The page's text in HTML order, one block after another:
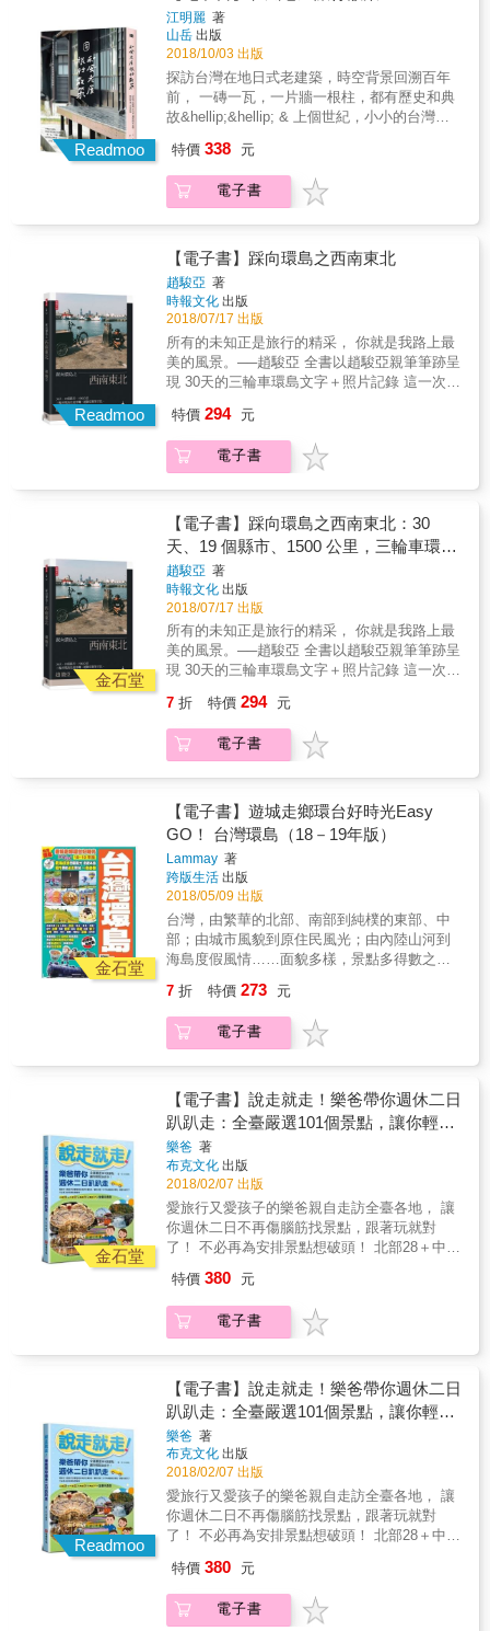
所踏訪的祕境、原住民部落、美食餐廳與人生
故事，現在，就一起跟著小林桑的腳步，踏上
臺灣祕境之旅吧！ ❤❤❤ 『文字、攝影、編
輯、設計、翻譯&mdash;臺日最強製作團隊』
作者小林賢伍邀請一群熱愛臺灣這片土地的好
友跨刀製作，由擅長設計旅遊書《GOOD EYE
台北挑剔指南》作者郭佩怜擔任編輯，兼具設
計感與商業性的知名平面設計師田修銓統籌全
書視覺，長期配合的翻譯湯雅鈞、林嘉慶，以
及攝影助理鍾伯俞，用心用❤做出一本傳遞臺
灣好美的書！
礙旅遊團等等。 透過帶團的實戰經驗，作者傳
達了無障礙旅遊的重要概念，包括行程、景
點、交通與食宿方面的安排，要如何符合輪椅
使用者的需求。同時，也從帶團遇到阻礙當
中，倡導通用設計，以及無障礙資訊的透明
化。 本書另精選台灣25大無障礙景點，囊括台
景點都是作者實去過、玩過，確認無障礙設施
適合輪椅使用者才推薦，附有交通、食、宿及
無障礙設施資訊。 本書特色 ◎全台第一位
輪椅導遊第一手實戰經驗，分享無障礙旅遊的
附有景點的無障礙資訊。
開通，串起全台北中南七大經典日式風格車站
&hellip;&hellip; 這種種，成就了今日島嶼上、
街巷間一簇簇溫婉細緻的建築風情。 ◎28幢和
風老屋──承載時代記憶與人文土地的故事 台灣
這片土地，歷經1895～1945日本殖民五十年，
從鐵道車站、州廳官舍、醫療院所，到糖廠、
酒廠、菸廠、林場、茶廠，甚至連監獄、穀
倉、碾米廠都有東洋氣息，處處可見日式建築
今成了旅人懷舊尋幽的去處。本書精選全台28
個日式特色建築，包含純日式屋舍，以及融入
西方巴洛克、文藝復興建築語彙的和洋折衷式
市場的景況、百年製茶廠的歷史珍寶；教職員
的宿舍裡，重現教育家昔時的生活情境；走進
日治時期監獄，一窺木造、磚造、鬼瓦融合，
並開有「貓道」的監獄建築文化；紅磚搭配灰
白泥牆裝飾的洋樓官邸，不分古今，持續散發
古典與優雅氣息；旗山車站八角形尖塔散發的
哥德風情，教人目光一亮；到碾米廠去看三層
化旅行&hellip;&hellip; 建築是城市的風景，老
建築更有著訴說不盡的故事。循著時光線索，
在洋溢和風的屋宇中，一邊欣賞匠人的巧思，
日式庭園，了解日治時期礦業、林業、製糖、
菸草產業的興衰景況，重溫百年前的生活情
境。 ◎16項必賞日式建築元素──看熱鬧也懂門
道 欣賞日式老屋之美，認識東洋建築名詞是入
門的功課。本書精選16項必賞日式建築元素，
帶你認識懸魚、鳥居、破風、鬼瓦各有何作
用？屋頂、門廊、天井、雨淋板藏著哪些建築
意涵？從而了解日式老屋經典的造型式樣、建
材工法、裝飾擺設及生活空間運用等，見識早
年的生活智慧，來一趟知性與感性兼具的旅
演繹風華 一座日式建築，就是一個時代與土地
的故事，串起豐厚的人文地貌。本書延伸10個
老屋特輯，以「老屋改建新風貌，走入空間活
的屋舍、街廓間，來一趟和風小旅行。台灣從
北到南皆有日式建築遺蹟可賞： ✽保有日治時
期蓬勃商業街廓風貌的迪化街──早年台北城繁
華的縮影，從南北貨、中藥材鋪，乃至轉型經
營的藝文空間或餐館，融合新舊建築之美。 ✽
有背山環水地理優勢的大溪──日治時期陸續興
建公會堂、武德殿與四連棟警察宿舍，百年
來，老屋老樹相依相襯，保有濃厚的舊城風
早年因虎尾糖廠設立，帶動運輸鐵道興建，讓
雙城同時沾光，留下官邸、郡役所及日式宿舍
群遺蹟，如今文創小店進駐，翻轉新意，飄揚
著書香與咖啡香。 ✽水陸運輸發達的哈瑪星──
年企業會社與行政機構紛紛進駐，日式傳統屋
宇、和洋折衷樓房、老車站、日式茶亭與文史
工作站，都是古蹟散步的亮點。 喜歡老舊事物
的你，跟著這本書在島嶼上遊逛，悠閒尋訪日
式老屋串起的街巷風情與人文故事。這些舊時
代建築歷經整修或重建，改以咖啡館、民宿、
食堂、書店、茶樓、文創空間面貌展現，洋溢
嶄新的東洋風情，持續在島嶼上熠熠發光閃
亮。 本書特色 ★本書精選全台具特色且保留完
好、有參觀價值的日式建築，依各縣市劃分，
一次完整搜羅，方便旅行時一遊。 ★從時代背
景談起，走入日治五十年，一探當時的社會氛
圍和生活實況，了解日式建築廣泛散落在各行
東洋老屋的建築用材、結構設計、美學意涵及
老屋創建的故事，提供遊賞之餘，吸收多元的
文化常識。 ★以人文結合旅遊的角度，了解建
築古今的演變和時代背景故事，增添遊賞時的
興味與深度。
Readmoo
江明麗 著
山岳 出版
2018/10/03 出版
探訪台灣在地日式老建築，時空背景回溯百年
前， 一磚一瓦，一片牆一根柱，都有歷史和典
故&hellip;&hellip; & 上個世紀，小小的台灣島
糖廠、神社，如雨後春筍般，遍地生根。 金瓜
石採礦風華，留下許多日式老宅和礦業文物；
嘉義林場帶動木業興盛，築起可觀的日式民
帶綠意環繞的菸樓聚落； 加上一條縱貫線鐵道
開通，串起全台北中南七大經典日式風格車站
&hellip;&hellip; 這種種，成就了今日島嶼上、
街巷間一簇簇溫婉細緻的建築風情。 ◎28幢和
風老屋──承載時代記憶與人文土地的故事 台灣
這片土地，歷經1895～1945日本殖民五十年，
從鐵道車站、州廳官舍、醫療院所，到糖廠、
酒廠、菸廠、林場、茶廠，甚至連監獄、穀
倉、碾米廠都有東洋氣息，處處可見日式建築
今成了旅人懷舊尋幽的去處。本書精選全台28
個日式特色建築，包含純日式屋舍，以及融入
西方巴洛克、文藝復興建築語彙的和洋折衷式
樣。 走進一幢幢日式老房子，看日治時期小販
市場的景況、百年製茶廠的歷史珍寶；教職員
的宿舍裡，重現教育家昔時的生活情境；走進
日治時期監獄，一窺木造、磚造、鬼瓦融合，
並開有「貓道」的監獄建築文化；紅磚搭配灰
白泥牆裝飾的洋樓官邸，不分古今，持續散發
古典與優雅氣息；旗山車站八角形尖塔散發的
哥德風情，教人目光一亮；到碾米廠去看三層
樓高的木造碾米機，在老建築裡來一趟稻米文
建築更有著訴說不盡的故事。循著時光線索，
在洋溢和風的屋宇中，一邊欣賞匠人的巧思，
了解建築技法和美學價值，一邊聽舊時代的故
菸草產業的興衰景況，重溫百年前的生活情
境。 ◎16項必賞日式建築元素──看熱鬧也懂門
門的功課。本書精選16項必賞日式建築元素，
帶你認識懸魚、鳥居、破風、鬼瓦各有何作
用？屋頂、門廊、天井、雨淋板藏著哪些建築
意涵？從而了解日式老屋經典的造型式樣、建
材工法、裝飾擺設及生活空間運用等，見識早
年的生活智慧，來一趟知性與感性兼具的旅
行。 ◎10個老屋特輯──散步懷舊街廓，新與舊
的故事，串起豐厚的人文地貌。本書延伸10個
老屋特輯，以「老屋改建新風貌，走入空間活
用」的概念，帶你穿街走巷，在日式氛圍濃厚
北到南皆有日式建築遺蹟可賞： ✽保有日治時
期蓬勃商業街廓風貌的迪化街──早年台北城繁
華的縮影，從南北貨、中藥材鋪，乃至轉型經
營的藝文空間或餐館，融合新舊建築之美。 ✽
有背山環水地理優勢的大溪──日治時期陸續興
建公會堂、武德殿與四連棟警察宿舍，百年
來，老屋老樹相依相襯，保有濃厚的舊城風
光。 ✽自成一股文風的雲林斗六、虎尾街市──
雙城同時沾光，留下官邸、郡役所及日式宿舍
著書香與咖啡香。 ✽水陸運輸發達的哈瑪星──
日治時期高雄港邊通往魚市場的一條鐵道，早
年企業會社與行政機構紛紛進駐，日式傳統屋
宇、和洋折衷樓房、老車站、日式茶亭與文史
工作站，都是古蹟散步的亮點。 喜歡老舊事物
的你，跟著這本書在島嶼上遊逛，悠閒尋訪日
式老屋串起的街巷風情與人文故事。這些舊時
代建築歷經整修或重建，改以咖啡館、民宿、
食堂、書店、茶樓、文創空間面貌展現，洋溢
嶄新的東洋風情，持續在島嶼上熠熠發光閃
亮。 本書特色 ★本書精選全台具特色且保留完
好、有參觀價值的日式建築，依各縣市劃分，
景談起，走入日治五十年，一探當時的社會氛
圍和生活實況，了解日式建築廣泛散落在各行
各業的興衰景況。 ★採訪地方文史工作室及古
特價 338 元
電子書
Readmoo
【電子書】踩向環島之西南東北
趙駿亞 著
時報文化 出版
2018/07/17 出版
所有的未知正是旅行的精采， 你就是我路上最
美的風景。──趙駿亞 全書以趙駿亞親筆筆跡呈
現 30天的三輪車環島文字＋照片記錄 這一次，
一己之力去愛護台灣。 環島，對你我來說可能
是個夢想， 對他而言卻是一個念頭， 說走就
走，給自己一個理由完成初衷！ 出發，是挑
事，完成每一段夢想； 在路上，他遇到最美的
風景是人， 每一個停留，都發現從來不知道的
台灣風情。 白天騎車，晚上書寫，記錄的一段
冒險的日子。 沿著公路，他挑戰體力的極限，
暫忘生活的束縛； 撿拾被拋棄的空瓶，撿起一
個個希望， 每個晚上，滿載而歸的除了可回收
的垃圾， 還有路上的人事物、風景和故事。 快
撐不下去的時候，有朋友陪騎、接風， 沿路
上，一起淨灘，偶爾興之所至，衝個浪、游個
泳， 這些這些，都是這次假期的日常。 你丟我
點髒有點臭，不神聖也不偉大，但總要有這麼
一小群人去做。 你丟我撿，是我們最起碼能為
環保盡的一份心力！ 其實人生也是如此，你不
都能適得其所。 踩著載滿垃圾的三輪車，完成
1500公里的旅行，旅行，像看書一樣，得要走
得遠，才翻得到下一頁的精采！ ※同場加映：
神祕好友陪騎、IG祕境打卡點、在地人推薦小
吃
特價 294 元
電子書
金石堂
【電子書】踩向環島之西南東北：30
天、19 個縣市、1500 公里，三輪車環島
壯遊淨灘。趙駿亞親筆日記。
趙駿亞 著
時報文化 出版
2018/07/17 出版
所有的未知正是旅行的精采， 你就是我路上最
美的風景。──趙駿亞 全書以趙駿亞親筆筆跡呈
現 30天的三輪車環島文字＋照片記錄 這一次，
一己之力去愛護台灣。 環島，對你我來說可能
是個夢想， 對他而言卻是一個念頭， 說走就
走，給自己一個理由完成初衷！ 出發，是挑
事，完成每一段夢想； 在路上，他遇到最美的
風景是人， 每一個停留，都發現從來不知道的
台灣風情。 白天騎車，晚上書寫，記錄的一段
冒險的日子。 沿著公路，他挑戰體力的極限，
暫忘生活的束縛； 撿拾被拋棄的空瓶，撿起一
個個希望， 每個晚上，滿載而歸的除了可回收
的垃圾， 還有路上的人事物、風景和故事。 快
撐不下去的時候，有朋友陪騎、接風， 沿路
上，一起淨灘，偶爾興之所至，衝個浪、游個
泳， 這些這些，都是這次假期的日常。 你丟我
點髒有點臭，不神聖也不偉大，但總要有這麼
一小群人去做。 你丟我撿，是我們最起碼能為
環保盡的一份心力！ 其實人生也是如此，你不
都能適得其所。 踩著載滿垃圾的三輪車，完成
1500公里的旅行，旅行，像看書一樣，得要走
得遠，才翻得到下一頁的精采！ ※同場加映：
神祕好友陪騎、IG祕境打卡點、在地人推薦小
吃
7 折 特價 294 元
電子書
金石堂
【電子書】遊城走鄉環台好時光Easy
GO！ 台灣環島（18－19年版）
Lammay 著
跨版生活 出版
2018/05/09 出版
台灣，由繁華的北部、南部到純樸的東部、中
部；由城市風貌到原住民風光；由內陸山河到
海島度假風情……面貌多樣，景點多得數之不
美食，帶讀者由北部出發環島一圈，全面探索
台灣的美。介紹地區包括：台北、新北、台
東、花蓮、高雄、墾丁、南投和清境等16個地
點外，本書還精選：多個溫泉及冷泉，如關子
嶺泥漿溫泉、蘇澳冷泉、烏來溫泉和知本溫泉
等；適合一家大小的親子遊點，如妖怪村拍
照、台東單車遊等；季節限定的人氣活動，如
出海觀鯨豚、四季賞花及熱汽球昇空等，本書
亦一一網羅。到台灣旅遊當然少不了前往夜
市，本書推介全台21個人氣夜市，包括：臨江
街夜市、羅東夜市、光華觀光夜市、花園夜市
及逢甲夜市等，介紹鹹水雞、蚵仔煎、大餅包
小餅、一串心、三星蔥餅和鱔魚花枝麵等地道
長的7個環島大行程外，本書亦提供北部、東
部、南部及中部合共11個地區觀光行程，方便
半環島或只作短程旅行的讀者。配上本書精心
置，製定行程更靈活省時。【詳盡環島交通】
本書提供順時針環島的交通資料，由北到東、
東到南、南到中、中到北的交通一一囊括。書
內更提供部分公車時間表、行車路線資料，為
讀者提供全面交通資訊。
7 折 特價 273 元
電子書
金石堂
【電子書】說走就走！樂爸帶你週休二日
趴趴走：全臺嚴選101個景點，讓你輕鬆
自由行！
樂爸 著
布克文化 出版
2018/02/07 出版
愛旅行又愛孩子的樂爸親自走訪全臺各地， 讓
你週休二日不再傷腦筋找景點，跟著玩就對
了！ 不必再為安排景點想破頭！ 北部28＋中部
是煩惱不知道要帶家人去哪裡走走？ 好不容易
找到地點卻怕踩到地雷？ 旅遊達人「樂爸」精
選全臺101處最適合全家人趴趴走的景點，只要
自然景點 樂爸說：給你滿滿的美景大～平～臺
～ 桃園大溪石門踏青、石門慈湖追楓、新北三
峽雲森瀑布、新竹塔克金溪之賞楓密境、苗栗
大湖草莓三義龍騰勝興、臺中中社花海、臺南
白河賞蓮+臺糖烏樹林、臺南柳營德元埤荷蘭
村、花蓮大農大富、臺東池上遊、臺東金剛大
道&hellip;&hellip; Part2觀光娛樂一把罩！全家
一起爽爽玩！ 28間熱門觀光工廠 樂爸說：這不
是工廠啦！ 新北林口光淙金工、桃園祥儀機器
人夢工廠、苗栗雅聞香草植物工廠、臺中木匠
臺南臺鉅美妝博物館、屏東客萊斯麥觀光烘焙
食品廠、宜蘭一米特、宜蘭奇麗灣、宜蘭溪和
特價 380 元
電子書
Readmoo
【電子書】說走就走！樂爸帶你週休二日
趴趴走：全臺嚴選101個景點，讓你輕鬆
自由行！
樂爸 著
布克文化 出版
2018/02/07 出版
愛旅行又愛孩子的樂爸親自走訪全臺各地， 讓
你週休二日不再傷腦筋找景點，跟著玩就對
了！ 不必再為安排景點想破頭！ 北部28＋中部
是煩惱不知道要帶家人去哪裡走走？ 好不容易
找到地點卻怕踩到地雷？ 旅遊達人「樂爸」精
選全臺101處最適合全家人趴趴走的景點，只要
特價 380 元
電子書